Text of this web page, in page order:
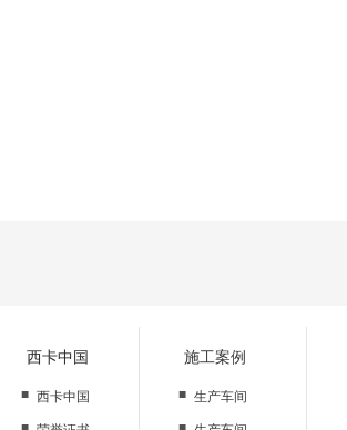
西卡中国
■ 西卡中国
施工案例
■ 生产车间